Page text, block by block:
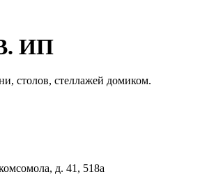
ИП
столов, стеллажей домиком.
д. 41, 518а